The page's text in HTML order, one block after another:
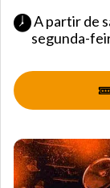
segunda-